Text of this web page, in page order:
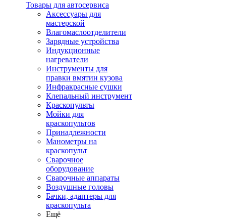
Товары для автосервиса
Аксессуары для
мастерской
Влагомаслоотделители
Зарядные устройства
Индукционные
нагреватели
Инструменты для
правки вмятин кузова
Инфракрасные сушки
Клепальный инструмент
Краскопульты
Мойки для
краскопультов
Принадлежности
Манометры на
краскопульт
Сварочное
оборудование
Сварочные аппараты
Воздушные головы
Бачки, адаптеры для
краскопульта
Ещё